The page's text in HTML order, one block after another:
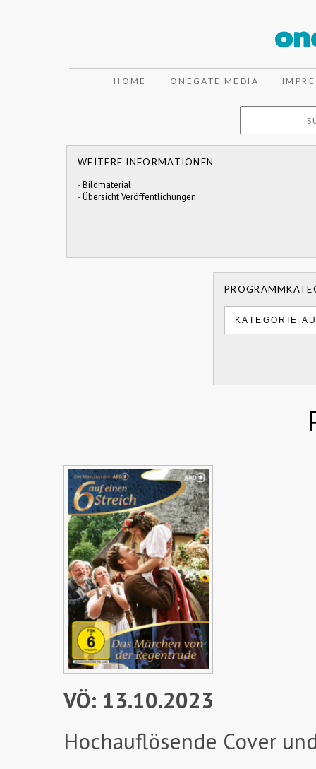
HOME ONEGATE MEDIA
WEITERE INFORMATIONEN
-Bildmaterial
-Übersicht Veröffentlichungen
VÖ: 13.10.2023
Hochauflösende Cover